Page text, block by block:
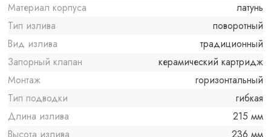
Материал корпуса
латунь
Тип излива
поворотный
Вид излива
традиционный
Запорный клапан
керамический картридж
Монтаж
горизонтальный
Тип подводки
гибкая
Длина излива
215 мм